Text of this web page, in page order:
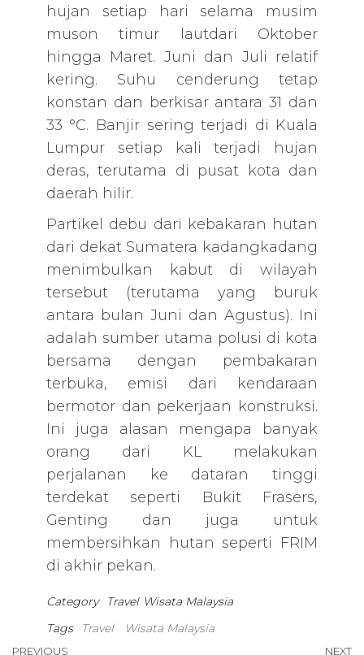
hujan setiap hari selama musim
muson timur lautdari Oktober
hingga Maret. Juni dan Juli relatif
kering. Suhu cenderung tetap
konstan dan berkisar antara 31 dan
33 °C. Banjir sering terjadi di Kuala
Lumpur setiap kali terjadi hujan
deras, terutama di pusat kota dan
daerah hilir.
Partikel debu dari kebakaran hutan
dari dekat Sumatera kadangkadang
menimbulkan kabut di wilayah
tersebut (terutama yang buruk
antara bulan Juni dan Agustus). Ini
adalah sumber utama polusi di kota
bersama dengan pembakaran
terbuka, emisi dari kendaraan
bermotor dan pekerjaan konstruksi.
Ini juga alasan mengapa banyak
orang dari KL melakukan
perjalanan ke dataran tinggi
terdekat seperti Bukit Frasers,
Genting dan juga untuk
membersihkan hutan seperti FRIM
di akhir pekan.
Category Travel Wisata Malaysia
Tags
Travel Wisata Malaysia
PREVIOUS NEXT